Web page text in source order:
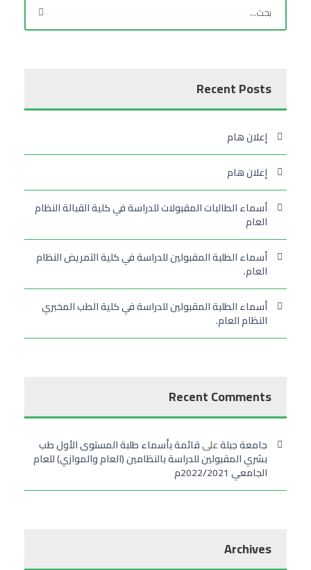
Recent Posts
إعلان هام
إعلان هام
أسماء الطالبات المقبولات للدراسة في كلية القبالة النظام
العام
أسماء الطلبة المقبولين للدراسة في كلية التمريض النظام
العام.
أسماء الطلبة المقبولين للدراسة في كلية الطب المخبري
النظام العام.
Recent Comments
جامعة جبلةعلىقائمة بأسماء طلبة المستوى الأول طب
بشري المقبولين للدراسة بالنظامين (العام والموازي) للعام
الجامعي 2022/2021م
Archives